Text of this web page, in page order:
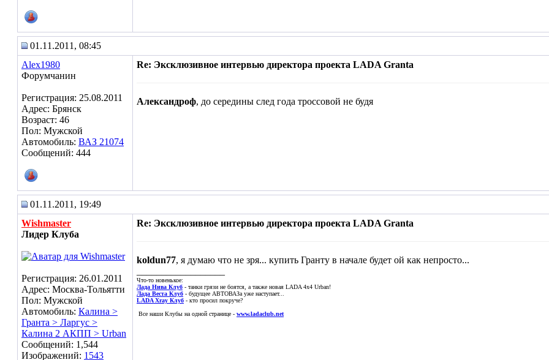
01.11.2011, 08:45
Alex1980
Форумчанин
Регистрация: 25.08.2011
Адрес: Брянск
Возраст: 46
Пол: Мужской
Автомобиль: ВАЗ 21074
Сообщений: 444
Re: Эксклюзивное интервью директора проекта LADA Granta
Александроф, до середины след года троссовой не будя
01.11.2011, 19:49
Wishmaster
Лидер Клуба
Регистрация: 26.01.2011
Адрес: Москва-Тольятти
Пол: Мужской
Автомобиль: Калина >
Гранта > Ларгус >
Калина 2 АКПП > Urban
Сообщений: 1,544
Изображений: 1543
Re: Эксклюзивное интервью директора проекта LADA Granta
koldun77, я думаю что не зря... купить Гранту в начале будет ой как непросто...
Что-то новенькое:
Лада Нива Клуб - танки грязи не боятся, а также новая LADA 4x4 Urban!
Лада Веста Клуб - будущее АВТОВАЗа уже наступает...
LADA Xray Клуб - кто просил покруче?
Все наши Клубы на одной странице - www.ladaclub.net